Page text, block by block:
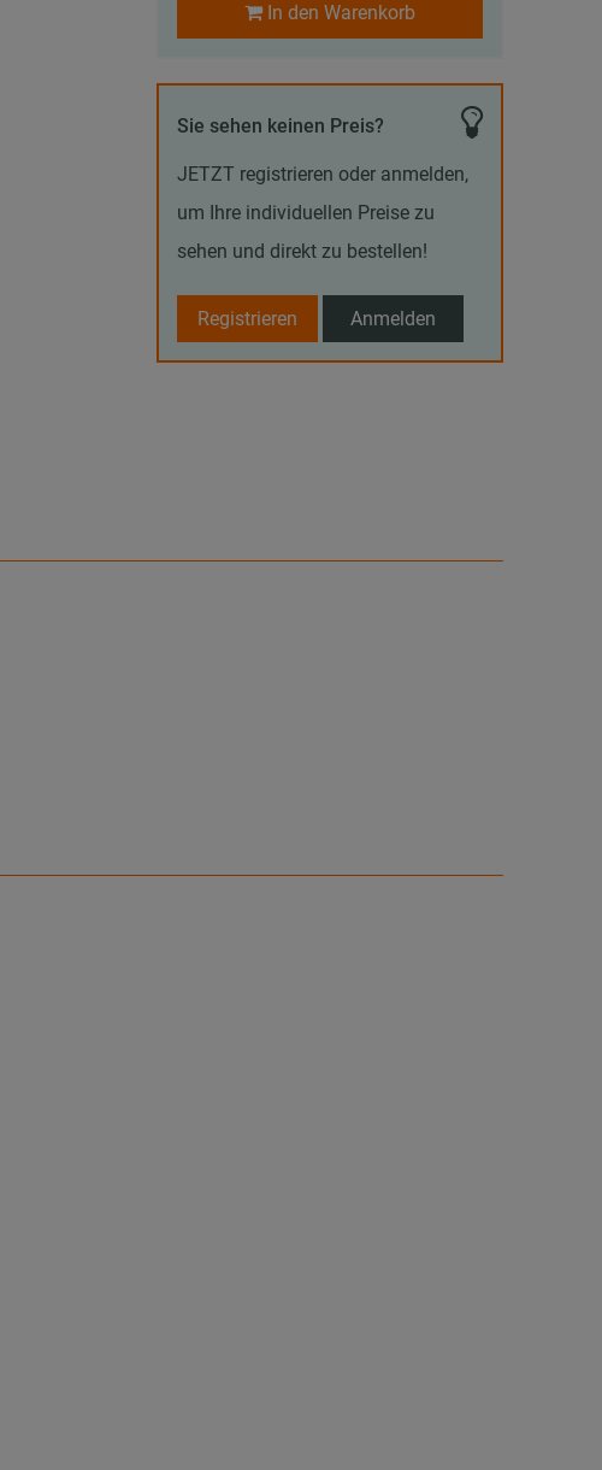
In den Warenkorb
Sie sehen keinen Preis?
JETZT registrieren oder anmelden,
um Ihre individuellen Preise zu
sehen und direkt zu bestellen!
Registrieren Anmelden